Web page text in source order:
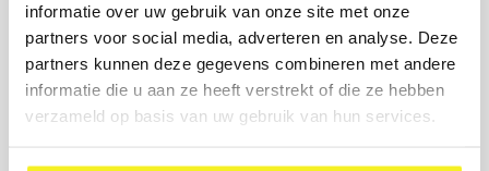
informatie over uw gebruik van onze site met onze
partners voor social media, adverteren en analyse. Deze
partners kunnen deze gegevens combineren met andere
informatie die u aan ze heeft verstrekt of die ze hebben
verzameld op basis van uw gebruik van hun services.
BEDRUKKING GEWENST? (OPTIONEEL)
Verstuur aanvraag
LIEVER DIRECT CONTACT?